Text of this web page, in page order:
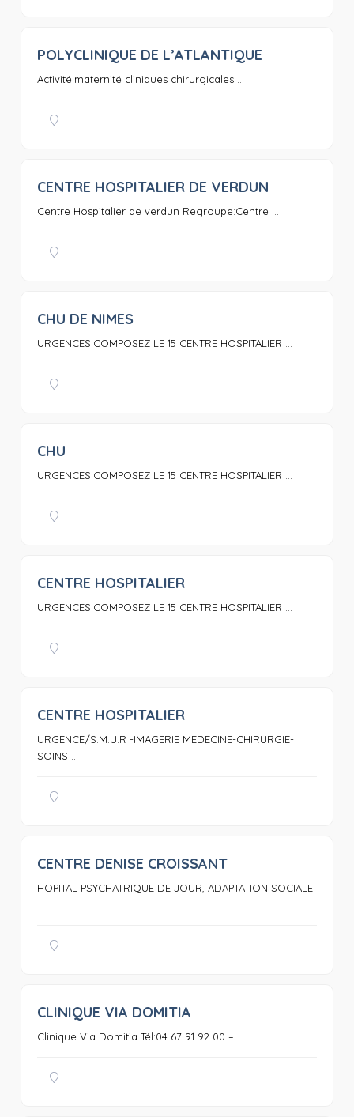
POLYCLINIQUE DE L’ATLANTIQUE
Activité:maternité cliniques chirurgicales ...
CENTRE HOSPITALIER DE VERDUN
Centre Hospitalier de verdun Regroupe:Centre ...
CHU DE NIMES
URGENCES:COMPOSEZ LE 15 CENTRE HOSPITALIER ...
CHU
URGENCES:COMPOSEZ LE 15 CENTRE HOSPITALIER ...
CENTRE HOSPITALIER
URGENCES:COMPOSEZ LE 15 CENTRE HOSPITALIER ...
CENTRE HOSPITALIER
URGENCE/S.M.U.R -IMAGERIE MEDECINE-CHIRURGIE-
SOINS ...
CENTRE DENISE CROISSANT
HOPITAL PSYCHATRIQUE DE JOUR, ADAPTATION SOCIALE
CLINIQUE VIA DOMITIA
Clinique Via Domitia Tél:04 67 91 92 00 – ...